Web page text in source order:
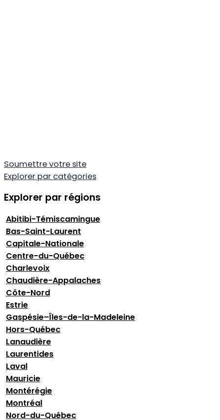
Soumettre votre site
Explorer par catégories
Explorer par régions
Abitibi-Témiscamingue
Bas-Saint-Laurent
Capitale-Nationale
Centre-du-Québec
Charlevoix
Chaudière-Appalaches
Côte-Nord
Estrie
Gaspésie–Îles-de-la-Madeleine
Hors-Québec
Lanaudière
Laurentides
Laval
Mauricie
Montérégie
Montréal
Nord-du-Québec